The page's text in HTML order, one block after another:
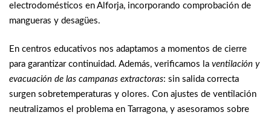
electrodomésticos en Alforja, incorporando comprobación de
mangueras y desagües.
En centros educativos nos adaptamos a momentos de cierre
para garantizar continuidad. Además, verificamos la ventilación y
evacuación de las campanas extractoras: sin salida correcta
surgen sobretemperaturas y olores. Con ajustes de ventilación
neutralizamos el problema en Tarragona, y asesoramos sobre